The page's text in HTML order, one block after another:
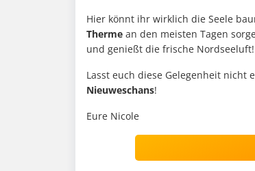
Hier könnt ihr wirklich die Seele
Therme an den meisten Tagen
und genießt die frische Nordseeluft!
Lasst euch diese Gelegenheit nicht
Nieuweschans!
Eure Nicole